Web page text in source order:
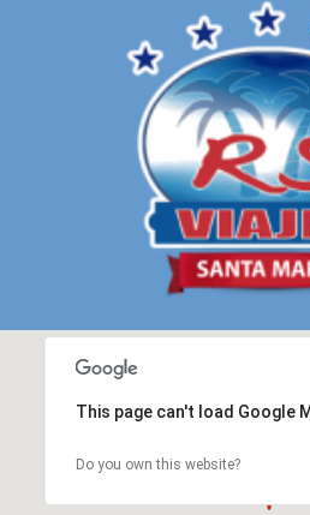
This page can't load Google
Do you own this website?